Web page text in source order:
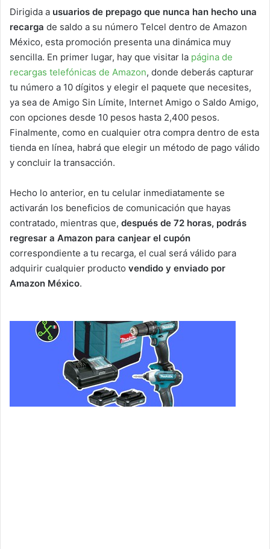
Dirigida a usuarios de prepago que nunca han hecho una
recarga de saldo a su número Telcel dentro de Amazon
México, esta promoción presenta una dinámica muy
sencilla. En primer lugar, hay que visitar la página de
recargas telefónicas de Amazon, donde deberás capturar
tu número a 10 dígitos y elegir el paquete que necesites,
ya sea de Amigo Sin Límite, Internet Amigo o Saldo Amigo,
con opciones desde 10 pesos hasta 2,400 pesos.
Finalmente, como en cualquier otra compra dentro de esta
tienda en línea, habrá que elegir un método de pago válido
y concluir la transacción.
Hecho lo anterior, en tu celular inmediatamente se
activarán los beneficios de comunicación que hayas
contratado, mientras que, después de 72 horas, podrás
regresar a Amazon para canjear el cupón
correspondiente a tu recarga, el cual será válido para
adquirir cualquier producto vendido y enviado por
Amazon México.